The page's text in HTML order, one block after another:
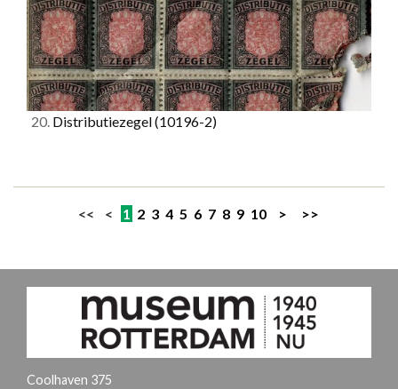
20. Distributiezegel(10196-2)
<< < 1 2 3 4 5 6 7 8 9 10 > >>
Coolhaven 375